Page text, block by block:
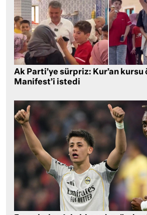
Ak Parti’ye sürpriz: Kur’an
Manifest’i istedi